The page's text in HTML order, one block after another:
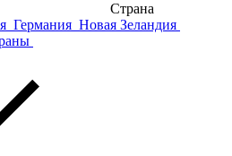
Страна
Германия Новая Зеландия